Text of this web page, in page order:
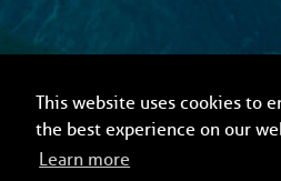
This website uses cookies to
the best experience on our
Learn more